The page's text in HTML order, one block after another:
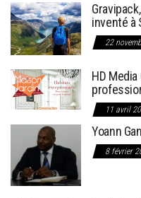
inventé à
22
HD
11 avril
Yoann
8 février